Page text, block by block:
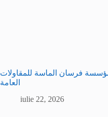
فرسان الماسة للمقاولات
العامة
iulie 22, 2026